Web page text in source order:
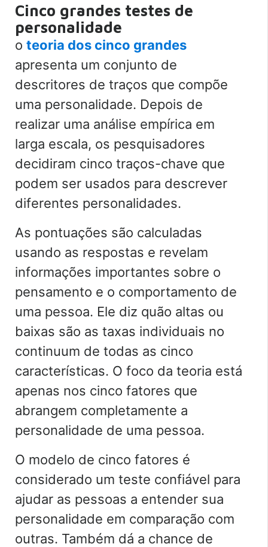
Cinco grandes testes de
personalidade
o teoria dos cinco grandes
apresenta um conjunto de
descritores de traços que compõe
uma personalidade. Depois de
realizar uma análise empírica em
larga escala, os pesquisadores
decidiram cinco traços-chave que
podem ser usados para descrever
diferentes personalidades.
As pontuações são calculadas
usando as respostas e revelam
informações importantes sobre o
pensamento e o comportamento de
uma pessoa. Ele diz quão altas ou
baixas são as taxas individuais no
continuum de todas as cinco
características. O foco da teoria está
apenas nos cinco fatores que
abrangem completamente a
personalidade de uma pessoa.
O modelo de cinco fatores é
considerado um teste confiável para
ajudar as pessoas a entender sua
personalidade em comparação com
outras. Também dá a chance de